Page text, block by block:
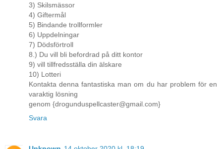
3) Skilsmässor
4) Giftermål
5) Bindande trollformler
6) Uppdelningar
7) Dödsförtroll
8.) Du vill bli befordrad på ditt kontor
9) vill tillfredsställa din älskare
10) Lotteri
Kontakta denna fantastiska man om du har problem för en
varaktig lösning
genom {drogunduspellcaster@gmail.com}
Svara